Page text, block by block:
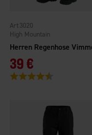
High Mountain
3020
39 €
Bewertung: